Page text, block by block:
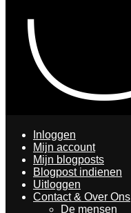
Inloggen
Mijn account
Mijn blogposts
Blogpost indienen
Uitloggen
Contact & Over Ons
De mensen